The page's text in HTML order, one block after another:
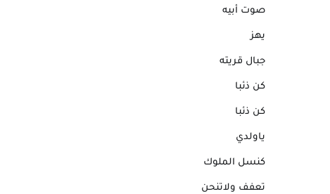
صوت أبيه
يهز
جبال قريته
كن ذئبا
كن ذئبا
ياولدي
كنسل الملوك
تعفف ولاتنحن